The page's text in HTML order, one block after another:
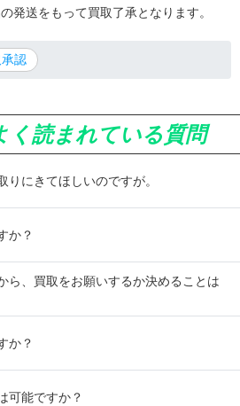
発送をもって買取了承となります。
認
く読まれている質問
りにきてほしいのですが。
か？
ら、買取をお願いするか決めることは
か？
可能ですか？